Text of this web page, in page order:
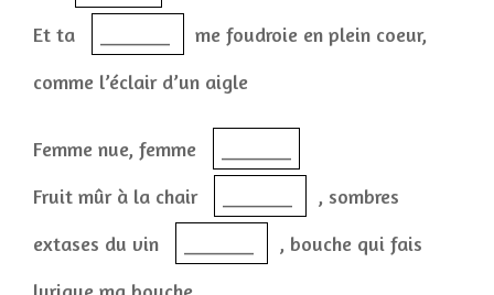
Et ta
me foudroie en plein coeur,
comme l’éclair d’un aigle
Femme nue, femme
Fruit mûr à la chair
, sombres
extases du vin
, bouche qui fais